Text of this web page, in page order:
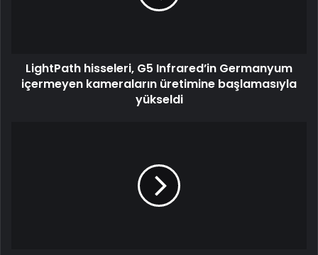
LightPath hisseleri, G5 Infrared’in Germanyum
içermeyen kameraların üretimine başlamasıyla
yükseldi